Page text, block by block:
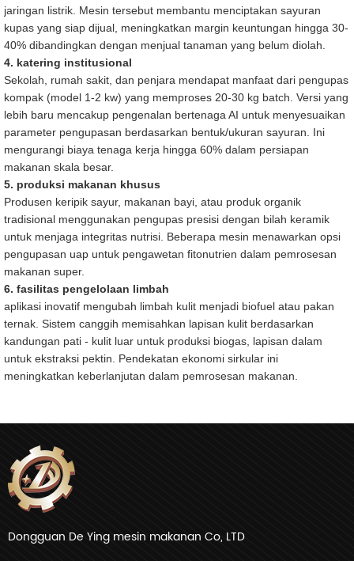
jaringan listrik. Mesin tersebut membantu menciptakan sayuran
kupas yang siap dijual, meningkatkan margin keuntungan hingga 30-
40% dibandingkan dengan menjual tanaman yang belum diolah.
4. katering institusional
Sekolah, rumah sakit, dan penjara mendapat manfaat dari pengupas
kompak (model 1-2 kw) yang memproses 20-30 kg batch. Versi yang
lebih baru mencakup pengenalan bertenaga AI untuk menyesuaikan
parameter pengupasan berdasarkan bentuk/ukuran sayuran. Ini
mengurangi biaya tenaga kerja hingga 60% dalam persiapan
makanan skala besar.
5. produksi makanan khusus
Produsen keripik sayur, makanan bayi, atau produk organik
tradisional menggunakan pengupas presisi dengan bilah keramik
untuk menjaga integritas nutrisi. Beberapa mesin menawarkan opsi
pengupasan uap untuk pengawetan fitonutrien dalam pemrosesan
makanan super.
6. fasilitas pengelolaan limbah
aplikasi inovatif mengubah limbah kulit menjadi biofuel atau pakan
ternak. Sistem canggih memisahkan lapisan kulit berdasarkan
kandungan pati - kulit luar untuk produksi biogas, lapisan dalam
untuk ekstraksi pektin. Pendekatan ekonomi sirkular ini
meningkatkan keberlanjutan dalam pemrosesan makanan.
Dongguan De Ying mesin makanan Co, LTD